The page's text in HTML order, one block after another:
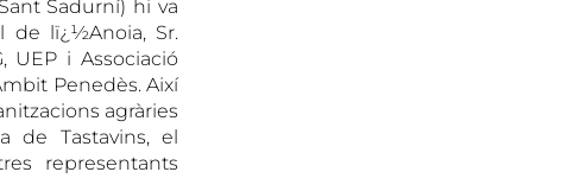
Sadurní) hi va
de lï¿½Anoia, Sr.
i Associació
Penedès. Així
agràries
de Tastavins, el
representants